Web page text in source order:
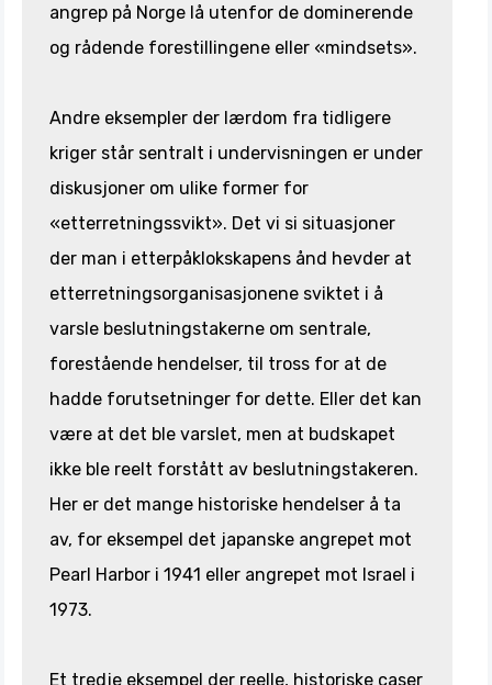
angrep på Norge lå utenfor de dominerende
og rådende forestillingene eller «mindsets».
Andre eksempler der lærdom fra tidligere
kriger står sentralt i undervisningen er under
diskusjoner om ulike former for
«etterretningssvikt». Det vi si situasjoner
der man i etterpåklokskapens ånd hevder at
etterretningsorganisasjonene sviktet i å
varsle beslutningstakerne om sentrale,
forestående hendelser, til tross for at de
hadde forutsetninger for dette. Eller det kan
være at det ble varslet, men at budskapet
ikke ble reelt forstått av beslutningstakeren.
Her er det mange historiske hendelser å ta
av, for eksempel det japanske angrepet mot
Pearl Harbor i 1941 eller angrepet mot Israel i
1973.
Et tredje eksempel der reelle, historiske caser